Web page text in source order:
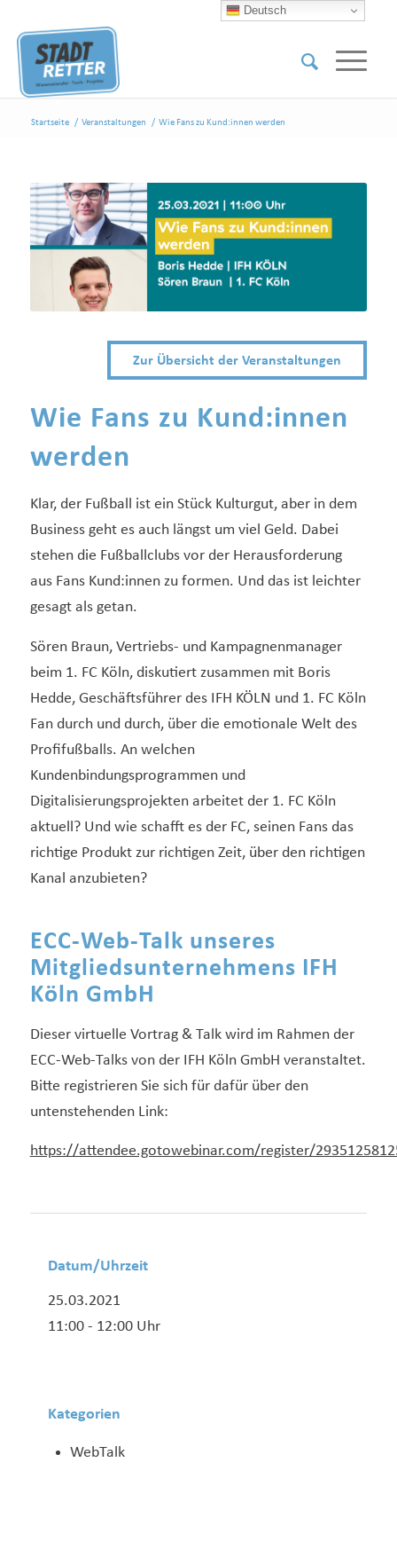
Startseite / Veranstaltungen / Wie Fans zu Kund:innen werden
Zur Übersicht der Veranstaltungen
Wie Fans zu Kund:innen
werden
Klar, der Fußball ist ein Stück Kulturgut, aber in dem
Business geht es auch längst um viel Geld. Dabei
stehen die Fußballclubs vor der Herausforderung
aus Fans Kund:innen zu formen. Und das ist leichter
gesagt als getan.
Sören Braun, Vertriebs- und Kampagnenmanager
beim 1. FC Köln, diskutiert zusammen mit Boris
Hedde, Geschäftsführer des IFH KÖLN und 1. FC Köln
Fan durch und durch, über die emotionale Welt des
Profifußballs. An welchen
Kundenbindungsprogrammen und
Digitalisierungsprojekten arbeitet der 1. FC Köln
aktuell? Und wie schafft es der FC, seinen Fans das
richtige Produkt zur richtigen Zeit, über den richtigen
Kanal anzubieten?
ECC-Web-Talk unseres
Mitgliedsunternehmens IFH
Köln GmbH
Dieser virtuelle Vortrag & Talk wird im Rahmen der
ECC-Web-Talks von der IFH Köln GmbH veranstaltet.
Bitte registrieren Sie sich für dafür über den
untenstehenden Link:
https://attendee.gotowebinar.com/register/
Datum/Uhrzeit
25.03.2021
11:00 - 12:00 Uhr
Kategorien
WebTalk
Deutsch